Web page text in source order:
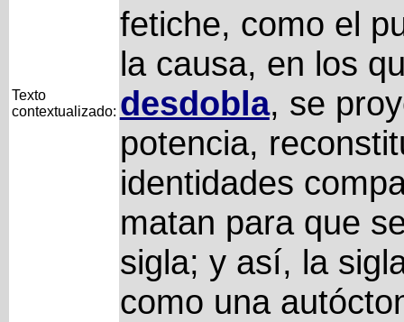
Texto
contextualizado:
fetiche, como el
la causa, en los
desdobla, se
potencia,
identidades
matan para que
sigla; y así, la
como una